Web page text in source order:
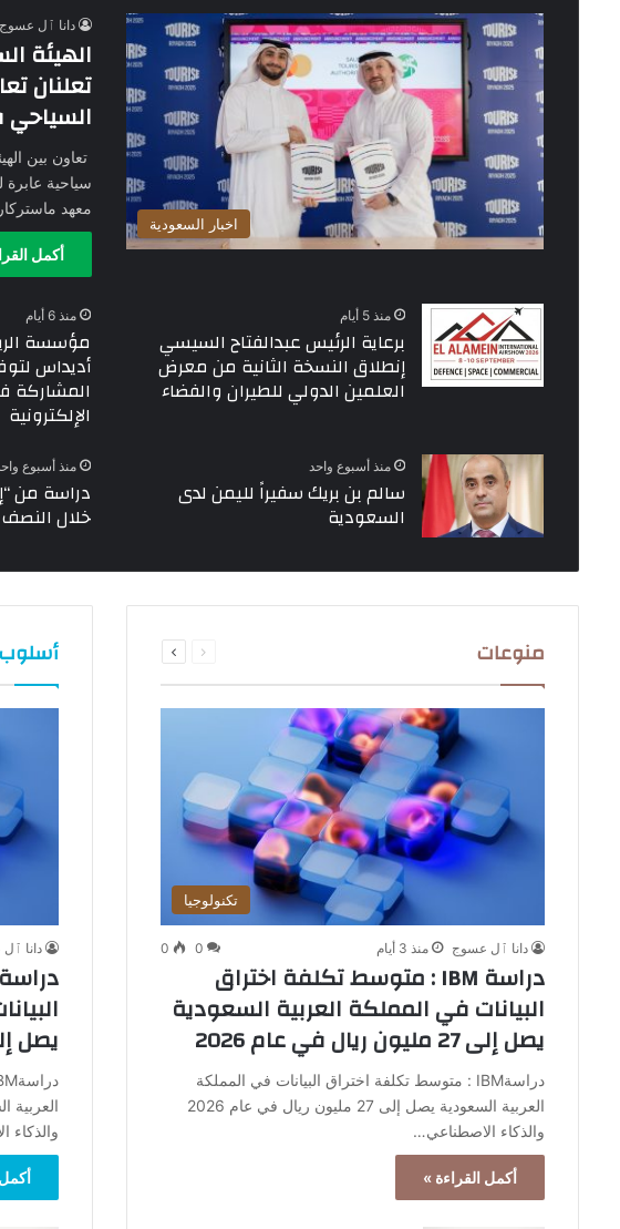
اخبار السعودية
دانا ٱل عسوج
الهيئة
تعلنان
تعاون بين
سياحية عابرة
معهد
أكمل
منذ 5 أيام
برعاية الرئيس عبدالفتاح السيسي
إنطلاق النسخة الثانية من معرض
العلمين الدولي للطيران والفضاء
منذ 6 أيام
مؤسسة
أديداس
المشاركة
الإلكترونية
منذ أسبوع واحد
سالم بن بريك سفيراً لليمن لدى
السعودية
منذ أسبوع
دراسة من
خلال النصف
منوعات
الصفحة
تكنولوجيا
دانا ٱل عسوج منذ 3 أيام 0
0
دراسة IBM : متوسط تكلفة اختراق
البيانات في المملكة العربية السعودية
يصل إلى 27 مليون ريال في عام 2026
دراسةIBM : متوسط تكلفة اختراق البيانات في المملكة
العربية السعودية يصل إلى 27 مليون ريال في عام 2026
والذكاء الاصطناعي…
أكمل القراءة »
أسلوب
دانا
يصل إلى 27 مليون
والذكاء